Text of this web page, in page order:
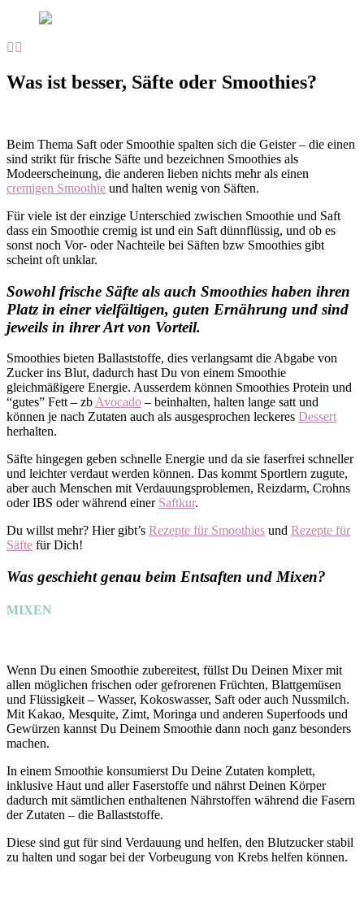
Was ist besser, Säfte oder Smoothies?
Beim Thema Saft oder Smoothie spalten sich die Geister – die einen
sind strikt für frische Säfte und bezeichnen Smoothies als
Modeerscheinung, die anderen lieben nichts mehr als einen
cremigen Smoothie und halten wenig von Säften.
Für viele ist der einzige Unterschied zwischen Smoothie und Saft
dass ein Smoothie cremig ist und ein Saft dünnflüssig, und ob es
sonst noch Vor- oder Nachteile bei Säften bzw Smoothies gibt
scheint oft unklar.
Sowohl frische Säfte als auch Smoothies haben ihren
Platz in einer vielfältigen, guten Ernährung und sind
jeweils in ihrer Art von Vorteil.
Smoothies bieten Ballaststoffe, dies verlangsamt die Abgabe von
Zucker ins Blut, dadurch hast Du von einem Smoothie
gleichmäßigere Energie. Ausserdem können Smoothies Protein und
“gutes” Fett – zb Avocado – beinhalten, halten lange satt und
können je nach Zutaten auch als ausgesprochen leckeres Dessert
herhalten.
Säfte hingegen geben schnelle Energie und da sie faserfrei schneller
und leichter verdaut werden können. Das kommt Sportlern zugute,
aber auch Menschen mit Verdauungsproblemen, Reizdarm, Crohns
oder IBS oder während einer Saftkur.
Du willst mehr? Hier gibt’s Rezepte für Smoothies und Rezepte für
Säfte für Dich!
Was geschieht genau beim Entsaften und Mixen?
MIXEN
Wenn Du einen Smoothie zubereitest, füllst Du Deinen Mixer mit
allen möglichen frischen oder gefrorenen Früchten, Blattgemüsen
und Flüssigkeit – Wasser, Kokoswasser, Saft oder auch Nussmilch.
Mit Kakao, Mesquite, Zimt, Moringa und anderen Superfoods und
Gewürzen kannst Du Deinem Smoothie dann noch ganz besonders
machen.
In einem Smoothie konsumierst Du Deine Zutaten komplett,
inklusive Haut und aller Faserstoffe und nährst Deinen Körper
dadurch mit sämtlichen enthaltenen Nährstoffen während die Fasern
der Zutaten – die Ballaststoffe.
Diese sind gut für sind Verdauung und helfen, den Blutzucker stabil
zu halten und sogar bei der Vorbeugung von Krebs helfen können.